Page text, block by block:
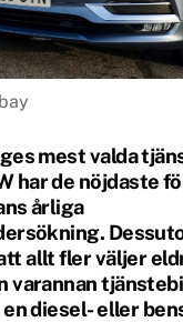
mest valda
har de nöjdaste
årliga
allt fler väljer
varannan
diesel- eller